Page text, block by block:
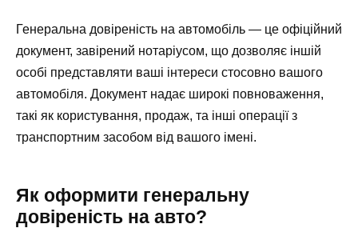
Генеральна довіреність на автомобіль — це офіційний
документ, завірений нотаріусом, що дозволяє іншій
особі представляти ваші інтереси стосовно вашого
автомобіля. Документ надає широкі повноваження,
такі як користування, продаж, та інші операції з
транспортним засобом від вашого імені.
Як оформити генеральну
довіреність на авто?